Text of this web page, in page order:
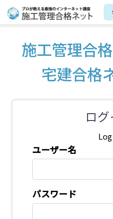
施工管理合
宅建合格
ロ
ユーザー名
パスワード